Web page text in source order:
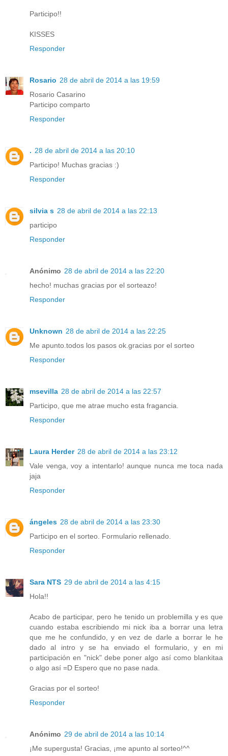
Participo!!
KISSES
Responder
Rosario 28 de abril de 2014 a las 19:59
Rosario Casarino
Participo comparto
Responder
. 28 de abril de 2014 a las 20:10
Participo! Muchas gracias :)
Responder
silvia s 28 de abril de 2014 a las 22:13
participo
Responder
Anónimo 28 de abril de 2014 a las 22:20
hecho! muchas gracias por el sorteazo!
Responder
Unknown 28 de abril de 2014 a las 22:25
Me apunto.todos los pasos ok.gracias por el sorteo
Responder
msevilla 28 de abril de 2014 a las 22:57
Participo, que me atrae mucho esta fragancia.
Responder
Laura Herder 28 de abril de 2014 a las 23:12
Vale venga, voy a intentarlo! aunque nunca me toca nada
jaja
Responder
ángeles 28 de abril de 2014 a las 23:30
Participo en el sorteo. Formulario rellenado.
Responder
Sara NTS 29 de abril de 2014 a las 4:15
Hola!!
Acabo de participar, pero he tenido un problemilla y es que
cuando estaba escribiendo mi nick iba a borrar una letra
que me he confundido, y en vez de darle a borrar le he
dado al intro y se ha enviado el formulario, y en mi
participación en "nick" debe poner algo así como blankitaa
o algo así =D Espero que no pase nada.
Gracias por el sorteo!
Responder
Anónimo 29 de abril de 2014 a las 10:14
¡Me supergusta! Gracias, ¡me apunto al sorteo!^^